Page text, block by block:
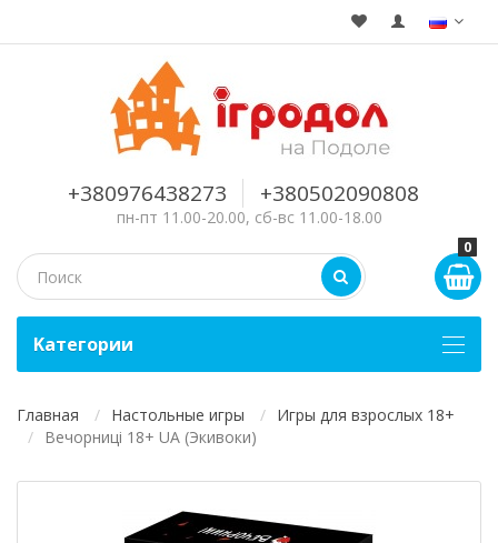
+380976438273 +380502090808
пн-пт 11.00-20.00, сб-вс 11.00-18.00
0
Kатегории
Главная Настольные игры
Игры для взрослых 18+
Вечорниці 18+ UA (Экивоки)